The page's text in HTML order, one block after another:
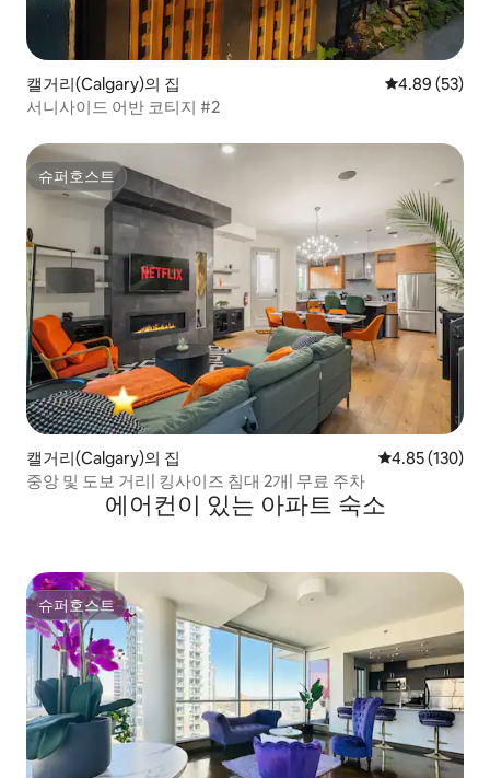
캘거리(Calgary)의 집 평점 4.89점(5
4.89 (53)
서니사이드 어반 코티지 #2
슈퍼호스트
슈퍼호스트
캘거리(Calgary)의 집 평점 4.85점(5
4.85 (130)
중앙 및 도보 거리| 킹사이즈 침대 2개| 무료 주차
에어컨이 있는 아파트 숙소
슈퍼호스트
슈퍼호스트